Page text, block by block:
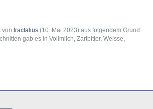
von fractalius (10. Mai 2023) aus folgendem Grund:
gab es in Vollmilch, Zartbitter, Weisse,